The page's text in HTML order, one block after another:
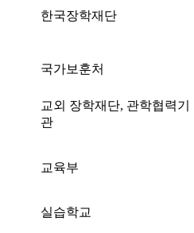
한국장학재단
국가보훈처
교외 장학재단, 관학협력기
관
교육부
실습학교